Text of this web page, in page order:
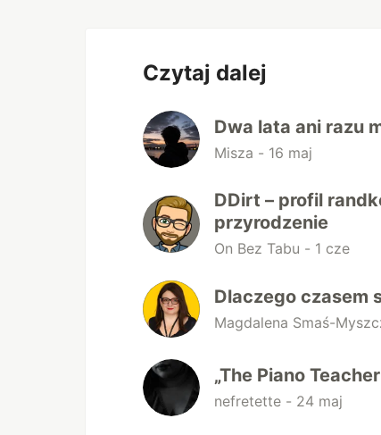
Czytaj dalej
Dwa lata ani razu
Misza - 16 maj
DDirt – profil
przyrodzenie
On Bez Tabu - 1 cze
Dlaczego czasem
Magdalena Smaś-
„The Piano
nefretette - 24 maj